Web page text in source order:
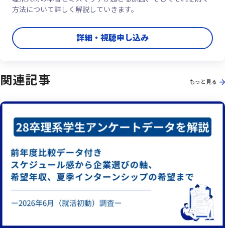
方法について詳しく解説していきます。
詳細・視聴申し込み
関連記事 もっと見る